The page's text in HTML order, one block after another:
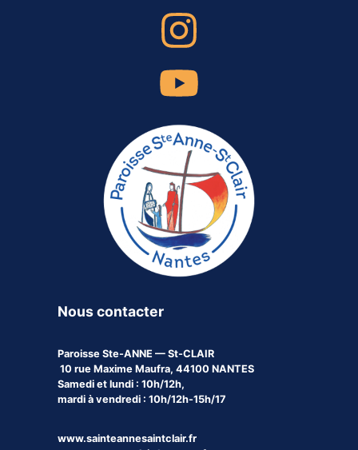
Nous contacter
Paroisse Ste-ANNE — St-CLAIR
10 rue Maxime Maufra, 44100 NANTES
Samedi et lundi : 10h/12h,
mardi à vendredi : 10h/12h-15h/17
www.sainteannesaintclair.fr